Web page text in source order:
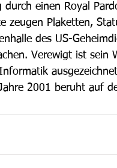
durch einen Royal
zeugen Plaketten,
des US-
Verewigt ist sein
2001 beruht auf